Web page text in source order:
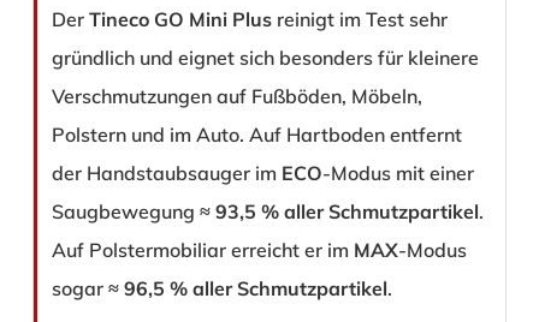
DerTineco GO Mini Plusreinigt im Test sehr
gründlich und eignet sich besonders für kleinere
Verschmutzungen auf Fußböden, Möbeln,
Polstern und im Auto. Auf Hartboden entfernt
der Handstaubsauger im ECO-Modus mit einer
Saugbewegung ≈ 93,5 % aller Schmutzpartikel.
Auf Polstermobiliar erreicht er im MAX-Modus
sogar ≈ 96,5 % aller Schmutzpartikel.